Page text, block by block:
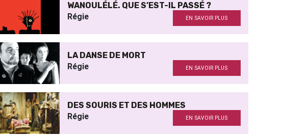
WANOULÉLÉ. QUE S’EST-IL PASSÉ ?
Régie EN SAVOIR PLUS
LA DANSE DE MORT
Régie EN SAVOIR PLUS
DES SOURIS ET DES HOMMES
Régie EN SAVOIR PLUS